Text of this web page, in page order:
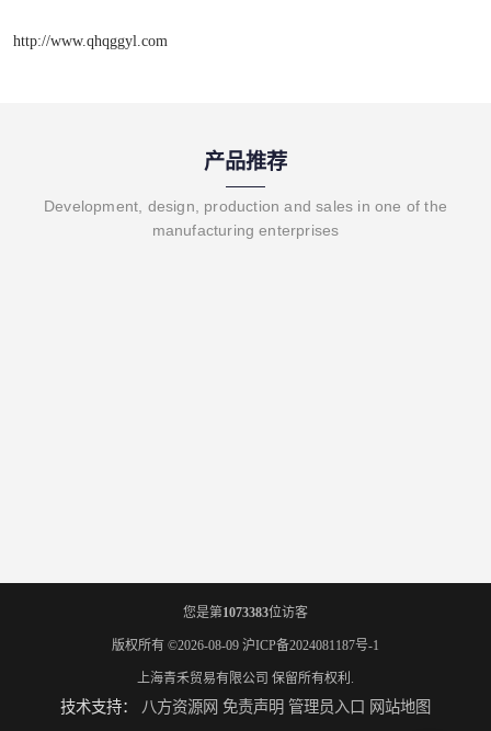
http://www.qhqggyl.com
产品推荐
Development, design, production and sales in one of the
manufacturing enterprises
您是第1073383位访客
版权所有 ©2026-08-09 沪ICP备2024081187号-1
上海青禾贸易有限公司 保留所有权利.
技术支持： 八方资源网 免责声明 管理员入口 网站地图